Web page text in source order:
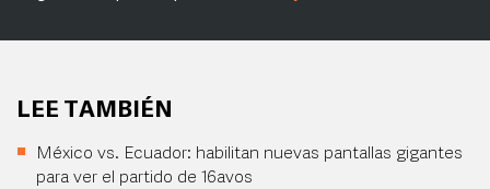
LEE TAMBIÉN
México vs. Ecuador: habilitan nuevas pantallas gigantes
para ver el partido de 16avos